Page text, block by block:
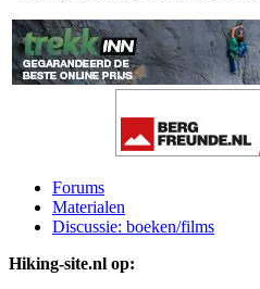
Forums
Materialen
Discussie: boeken/films
Hiking-site.nl op: